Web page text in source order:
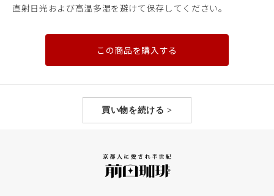
直射日光および高温多湿を避けて保存してください。
この商品を購入する
買い物を続ける >